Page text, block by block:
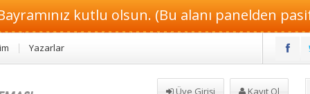
kutlu olsun. (Bu alanı panelden
Yazarlar
Üye Girişi Kayıt Ol